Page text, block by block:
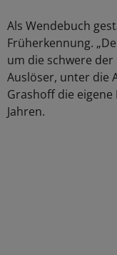
Als Wendebuch
Früherkennung.
um die schwere
Auslöser, unter die
Grashoff die
Jahren.